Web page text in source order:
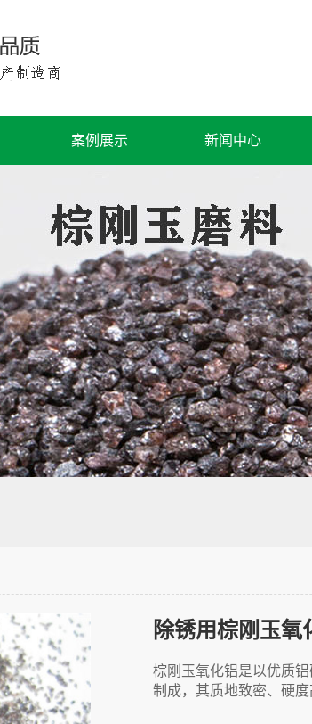
案例展示 新闻中心
除锈用棕刚玉氧
棕刚玉氧化铝是以优质
制成，其质地致密、硬度